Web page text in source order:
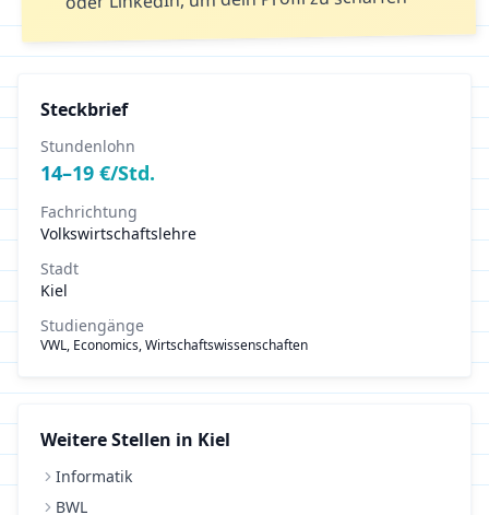
Steckbrief
Stundenlohn
14–19 €/Std.
Fachrichtung
Volkswirtschaftslehre
Stadt
Kiel
Studiengänge
VWL, Economics, Wirtschaftswissenschaften
Weitere Stellen in Kiel
Informatik
BWL